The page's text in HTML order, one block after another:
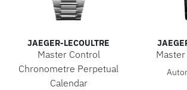
JAEGER-LECOULTRE
Master Control
Chronometre Perpetual
Calendar
Jaeger-